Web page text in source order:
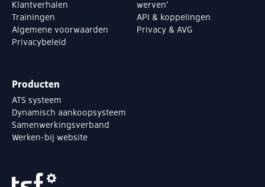
Klantverhalen
Trainingen
Algemene voorwaarden
Privacybeleid
werven’
API & koppelingen
Privacy & AVG
Producten
ATS systeem
Dynamisch aankoopsysteem
Samenwerkingsverband
Werken-bij website